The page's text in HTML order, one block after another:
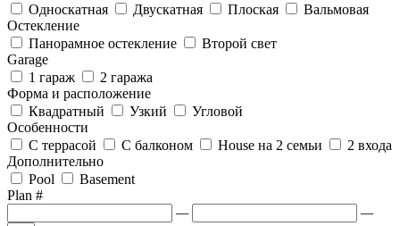
Односкатная
Двускатная Плоская
Вальмовая
Остекление
Панорамное остекление
Второй свет
Garage
1 гараж
2 гаража
Форма и расположение
Квадратный
Узкий
Угловой
Особенности
С террасой
С балконом House на 2 семьи
2 входа
Дополнительно
Pool
Basement
Plan #
—
—